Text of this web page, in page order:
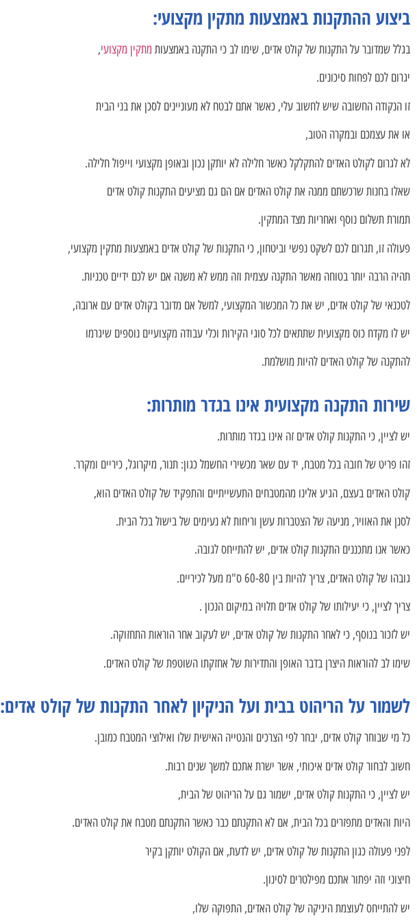
ביצוע ההתקנות באמצעות מתקין מקצועי:
בגלל שמדובר על התקנות של קולט אדים, שימו לב כי התקנה באמצעות מתקין מקצועי,
יגרום לכם לפחות סיכונים.
זו הנקודה החשובה שיש לחשוב עלי, כאשר אתם לבטח לא מעוניינים לסכן את בני הבית
או את עצמכם ובמקרה הטוב,
לא לגרום לקולט האדים להתקלקל כאשר חלילה לא יותקן נכון ובאופן מקצועי וייפול חלילה.
שאלו בחנות שרכשתם ממנה את קולט האדים אם הם גם מציעים התקנות קולט אדים
תמורת תשלום נוסף ואחריות מצד המתקין.
פעולה זו, תגרום לכם לשקט נפשי וביטחון, כי התקנות של קולט אדים באמצעות מתקין מקצועי,
תהיה הרבה יותר בטוחה מאשר התקנה עצמית וזה ממש לא משנה אם יש לכם ידיים טכניות.
לטכנאי של קולט אדים, יש את כל המכשור המקצועי, למשל אם מדובר בקולט אדים עם ארובה,
יש לו מקדח כוס מקצועית שתתאים לכל סוגי הקירות וכלי עבודה מקצועיים נוספים שיגרמו
להתקנה של קולט האדים להיות מושלמת.
שירות התקנה מקצועית אינו בגדר מותרות:
יש לציין, כי התקנות קולט אדים זה אינו בגדר מותרות.
זהו פריט של חובה בכל מטבח, יד עם שאר מכשירי החשמל כגון: תנור, מיקרוגל, כיריים ומקרר.
קולט האדים בעצם, הגיע אלינו מהמטבחים התעשייתיים והתפקיד של קולט האדים הוא,
לסנן את האוויר, מניעה של הצטברות עשן וריחות לא נעימים של בישול בכל הבית.
כאשר אנו מתכננים התקנות קולט אדים, יש להתייחס לגובה.
גובהו של קולט האדים, צריך להיות בין 60-80 ס"מ מעל לכיריים.
צריך לציין, כי יעילותו של קולט אדים תלויה במיקום הנכון .
יש לזכור בנוסף, כי לאחר התקנות של קולט אדים, יש לעקוב אחר הוראות התחזוקה.
שימו לב להוראות היצרן בדבר האופן והתדירות של אחזקתו השוטפת של קולט האדים.
לשמור על הריהוט בבית ועל הניקיון לאחר התקנות של קולט אדים:
כל מי שבוחר קולט אדים, יבחר לפי הצרכים והנטייה האישית שלו ואילוצי המטבח כמובן.
חשוב לבחור קולט אדים איכותי, אשר ישרת אתכם למשך שנים רבות.
יש לציין, כי התקנות קולט אדים, ישמור גם על הריהוט של הבית,
היות והאדים מתפזרים בכל הבית, אם לא התקנתם כבר כאשר התקנתם מטבח את קולט האדים.
לפני פעולה כגון התקנות של קולט אדים, יש לדעת, אם הקולט יותקן בקיר
חיצוני וזה יפתור אתכם מפילטרים לסינון.
יש להתייחס לעוצמת היניקה של קולט האדים, התפוקה שלו,